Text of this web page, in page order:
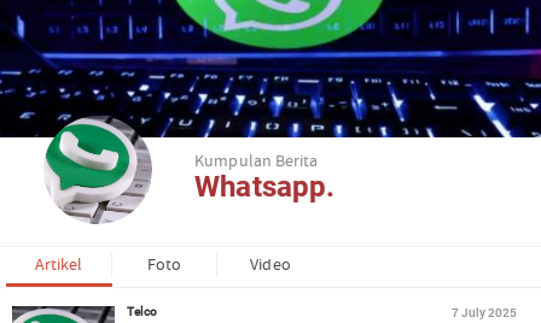
Kumpulan Berita
Whatsapp.
Artikel Foto Video
Telco 7 July 2025